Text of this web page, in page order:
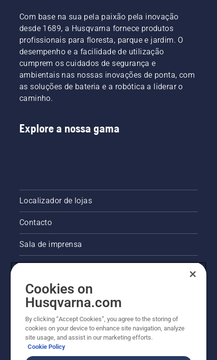
Com base na sua pela paixão pela inovação
desde 1689, a Husqvarna fornece produtos
profissionais para floresta, parque e jardim. O
desempenho e a facilidade de utilização
cumprem os cuidados de segurança e
ambientais nas nossas inovações de ponta, com
as soluções de bateria e a robótica a liderar o
caminho.
Explore a nossa gama
Localizador de lojas
Contacto
Sala de imprensa
Outros websites da Husqvarna
A abordagem da Husqvarna à sustentabilidade
Cookies on
Husqvarna.com
By clicking “Accept Cookies”, you agree to the storing of
cookies on your device to enhance site navigation, analyze
site usage, and assist in our marketing efforts.
Cookie Policy